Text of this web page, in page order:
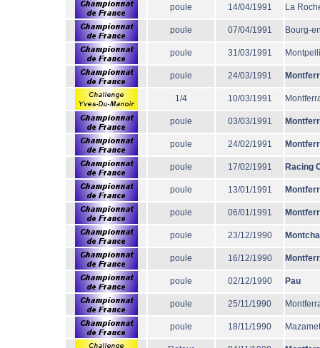
poule 14/04/1991 La
poule 07/04/1991 Bourg-
poule 31/03/1991
poule 24/03/1991
1/4 10/03/1991
poule 03/03/1991
poule 24/02/1991
poule 17/02/1991 Racing
poule 13/01/1991
poule 06/01/1991
poule 23/12/1990
poule 16/12/1990
poule 02/12/1990 Pau
poule 25/11/1990
poule 18/11/1990 Mazamet